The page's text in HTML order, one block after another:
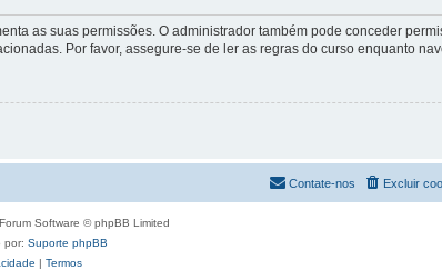
as suas permissões. O administrador também pode conceder
Por favor, assegure-se de ler as regras do curso enquanto
Excluir
Contate-nos
Software © phpBB Limited
por: Suporte phpBB
| Termos